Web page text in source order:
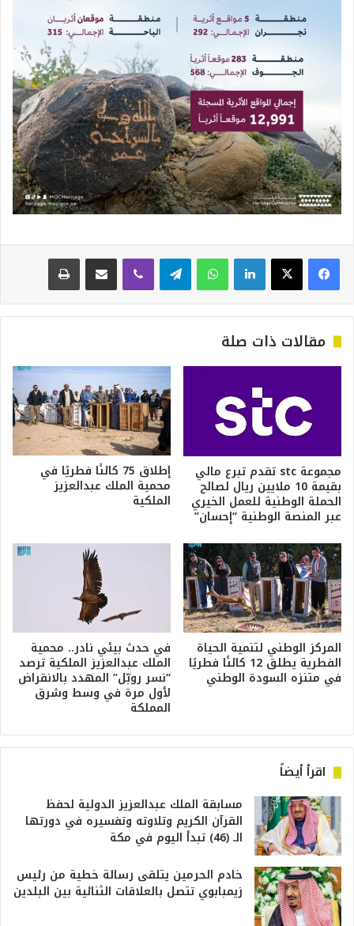
لينكدإن واتساب تيلقرام
مقالات ذات صلة
مجموعة stc تقدم تبرع مالي
بقيمة 10 ملايين ريال لصالح
الحملة الوطنية للعمل الخيري
عبر المنصة الوطنية “إحسان”
إطلاق 75 كائنًا فطريًا في
محمية الملك عبدالعزيز
الملكية
المركز الوطني لتنمية الحياة
الفطرية يطلق 12 كائنًا فطريًا
في متنزه السودة الوطني
في حدث بيئي نادر.. محمية
الملك عبدالعزيز الملكية ترصد
“نسر روبّل” المهدد بالانقراض
لأول مرة في وسط وشرق
المملكة
اقرأ أيضاً
مسابقة الملك عبدالعزيز الدولية لحفظ
القرآن الكريم وتلاوته وتفسيره في دورتها
الـ (46) تبدأ اليوم في مكة
خادم الحرمين يتلقى رسالة خطية من رئيس
زيمبابوي تتصل بالعلاقات الثنائية بين البلدين